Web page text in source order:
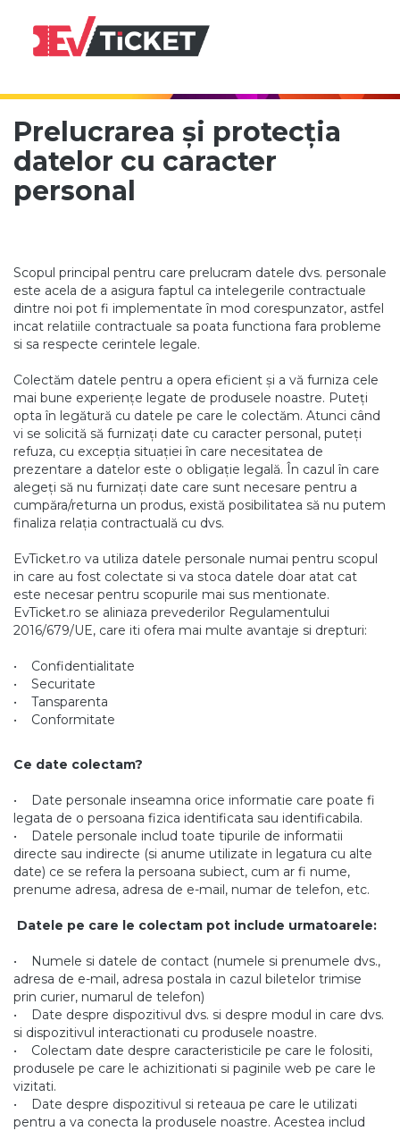
Utilizarea datelor personale |
EvTicket - bilete online
Prelucrarea și protecția
datelor cu caracter
personal
Scopul principal pentru care prelucram datele dvs. personale
este acela de a asigura faptul ca intelegerile contractuale
dintre noi pot fi implementate în mod corespunzator, astfel
incat relatiile contractuale sa poata functiona fara probleme
si sa respecte cerintele legale.
Colectăm datele pentru a opera eficient și a vă furniza cele
mai bune experiențe legate de produsele noastre. Puteți
opta în legătură cu datele pe care le colectăm. Atunci când
vi se solicită să furnizați date cu caracter personal, puteți
refuza, cu excepția situației în care necesitatea de
prezentare a datelor este o obligație legală. În cazul în care
alegeți să nu furnizați date care sunt necesare pentru a
cumpăra/returna un produs, există posibilitatea să nu putem
finaliza relația contractuală cu dvs.
EvTicket.ro va utiliza datele personale numai pentru scopul
in care au fost colectate si va stoca datele doar atat cat
este necesar pentru scopurile mai sus mentionate.
EvTicket.ro se aliniaza prevederilor Regulamentului
2016/679/UE, care iti ofera mai multe avantaje si drepturi:
• Confidentialitate
• Securitate
• Tansparenta
• Conformitate
Ce date colectam?
• Date personale inseamna orice informatie care poate fi
legata de o persoana fizica identificata sau identificabila.
• Datele personale includ toate tipurile de informatii
directe sau indirecte (si anume utilizate in legatura cu alte
date) ce se refera la persoana subiect, cum ar fi nume,
prenume adresa, adresa de e-mail, numar de telefon, etc.
Datele pe care le colectam pot include urmatoarele:
• Numele si datele de contact (numele si prenumele dvs.,
adresa de e-mail, adresa postala in cazul biletelor trimise
prin curier, numarul de telefon)
• Date despre dispozitivul dvs. si despre modul in care dvs.
si dispozitivul interactionati cu produsele noastre.
• Colectam date despre caracteristicile pe care le folositi,
produsele pe care le achizitionati si paginile web pe care le
vizitati.
• Date despre dispozitivul si reteaua pe care le utilizati
pentru a va conecta la produsele noastre. Acestea includ